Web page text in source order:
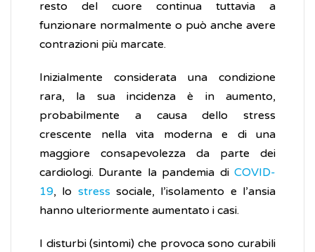
resto del cuore continua tuttavia a
funzionare normalmente o può anche avere
contrazioni più marcate.
Inizialmente considerata una condizione
rara, la sua incidenza è in aumento,
probabilmente a causa dello stress
crescente nella vita moderna e di una
maggiore consapevolezza da parte dei
cardiologi. Durante la pandemia di COVID-
19, lo stress sociale, l’isolamento e l’ansia
hanno ulteriormente aumentato i casi.
I disturbi (sintomi) che provoca sono curabili